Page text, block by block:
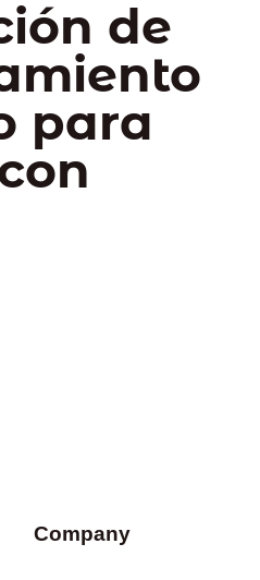
de
para
Company